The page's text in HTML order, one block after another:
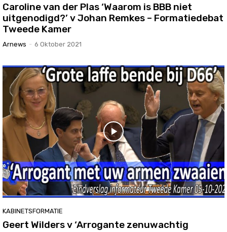
Caroline van der Plas ‘Waarom is BBB niet
uitgenodigd?’ v Johan Remkes – Formatiedebat
Tweede Kamer
Arnews - 6 Oktober 2021
KABINETSFORMATIE
Geert Wilders v ‘Arrogante zenuwachtig